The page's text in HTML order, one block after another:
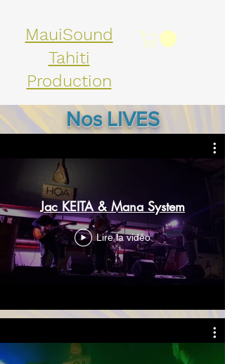
MauiSound
Tahiti
Production
Nos LIVES
Jac KEITA & Mana System
Lire la vidéo